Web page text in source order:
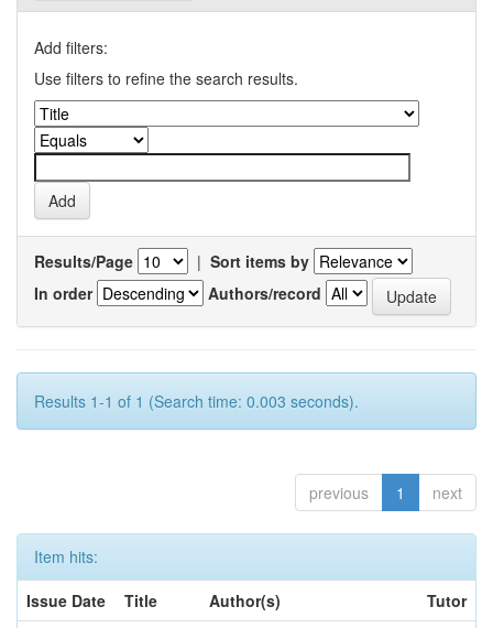
Add filters:
Use filters to refine the search results.
Results/Page | Sort items by
In order
Authors/record
Results 1-1 of 1 (Search time: 0.003 seconds).
previous 1 next
Item hits:
Issue Date
Title Author(s)
Tutor